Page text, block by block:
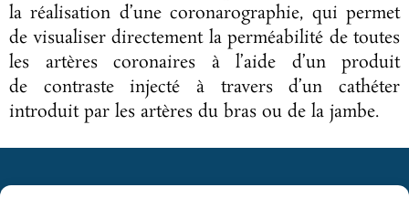
la réalisation d’une coronarographie, qui permet
de visualiser directement la perméabilité de toutes
les artères coronaires à l’aide d’un produit
de contraste injecté à travers d’un cathéter
introduit par les artères du bras ou de la jambe.